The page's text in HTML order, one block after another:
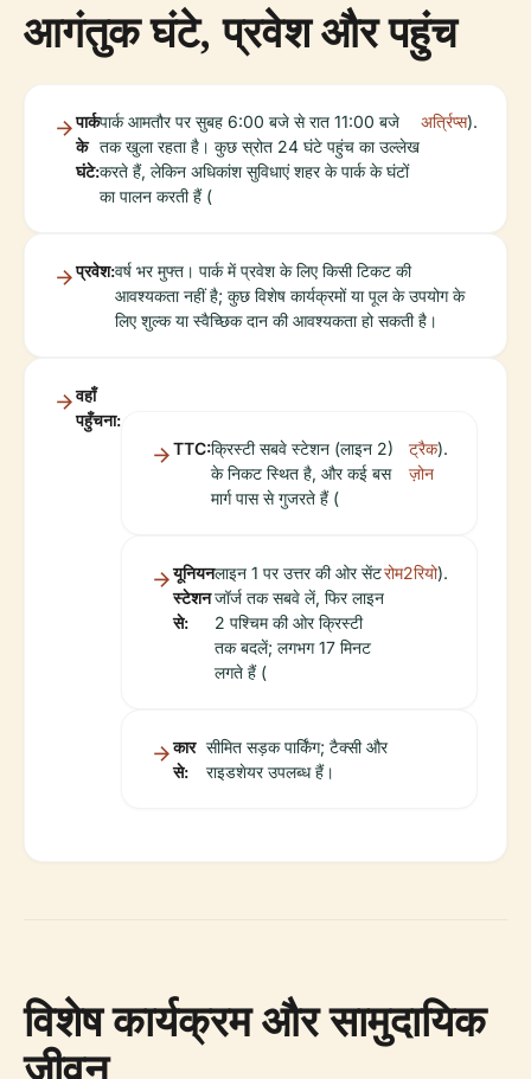
आगंतुक घंटे, प्रवेश और पहुंच
पार्क
के
घंटे:
पार्क आमतौर पर सुबह 6:00 बजे से रात 11:00 बजे
तक खुला रहता है। कुछ स्रोत 24 घंटे पहुंच का उल्लेख
करते हैं, लेकिन अधिकांश सुविधाएं शहर के पार्क के घंटों
का पालन करती हैं (
अर्त्रिप्स).
प्रवेश:वर्ष भर मुफ्त। पार्क में प्रवेश के लिए किसी टिकट की
आवश्यकता नहीं है; कुछ विशेष कार्यक्रमों या पूल के उपयोग के
लिए शुल्क या स्वैच्छिक दान की आवश्यकता हो सकती है।
वहाँ
पहुँचना:
TTC:क्रिस्टी सबवे स्टेशन (लाइन 2)
के निकट स्थित है, और कई बस
मार्ग पास से गुजरते हैं (
ट्रैक
ज़ोन
).
यूनियन
स्टेशन
से:
लाइन 1 पर उत्तर की ओर सेंट
जॉर्ज तक सबवे लें, फिर लाइन
2 पश्चिम की ओर क्रिस्टी
तक बदलें; लगभग 17 मिनट
लगते हैं (
रोम2रियो).
कार
से:
सीमित सड़क पार्किंग; टैक्सी और
राइडशेयर उपलब्ध हैं।
विशेष कार्यक्रम और सामुदायिक